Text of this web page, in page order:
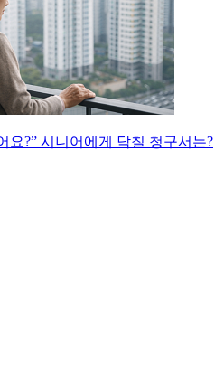
요?” 시니어에게 닥칠 청구서는?